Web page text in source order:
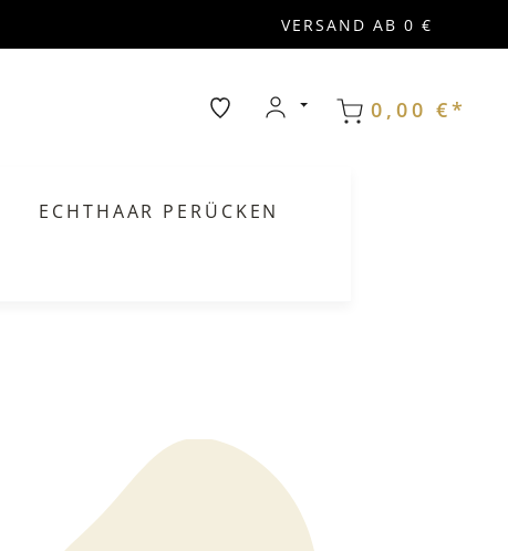
VERSAND AB 0 €
0,00 €*
ECHTHAAR PERÜCKEN